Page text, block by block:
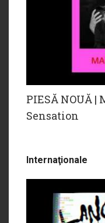
PIESĂ NOUĂ |
Sensation
Internaţionale